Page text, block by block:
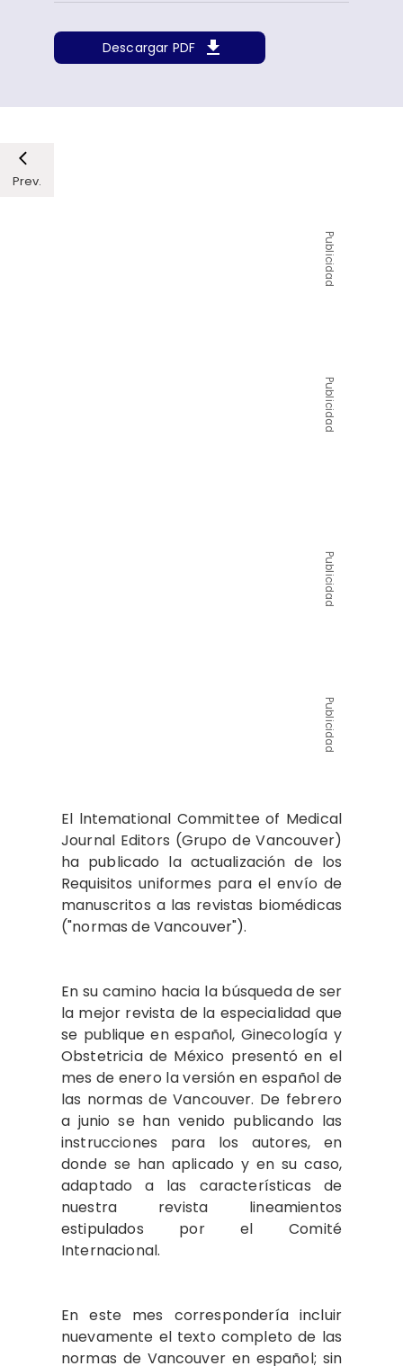
Descargar PDF
Prev.
Publicidad
Publicidad
Publicidad
Publicidad
El lntemational Committee of Medical
Journal Editors (Grupo de Vancouver)
ha publicado la actualización de los
Requisitos uniformes para el envío de
manuscritos a las revistas biomédicas
("normasde Vancouver").
En su camino hacia la búsqueda de ser
la mejor revista de la especialidad que
se publique en español, Ginecología y
Obstetricia de México presentó en el
mes de enero la versión en español de
las normas de Vancouver. De febrero
a junio se han venido publicando las
instrucciones para los autores, en
donde se han aplicado y en su caso,
adaptado a las características de
nuestra revista lineamientos
estipulados por el Comité
Internacional.
En este mes correspondería incluir
nuevamente el texto completo de las
normas de Vancouver en español; sin